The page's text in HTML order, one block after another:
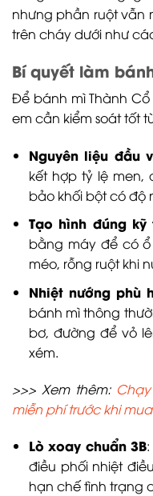
nhưng phần ruột vẫn
trên cháy dưới như
Bí quyết làm
Để bánh mì Thành
em cần kiểm soát tốt
Nguyên liệu đầu
kết hợp tỷ lệ
bảo khối bột có độ
Tạo hình đúng kỹ
bằng máy để có
méo, rỗng ruột khi
Nhiệt nướng phù
bánh mì thông
bơ, đường để vỏ
xém.
>>> Xem thêm:
miễn phí trước khi
Lò xoay chuẩn 3B
điều phối nhiệt
hạn chế tình trạng